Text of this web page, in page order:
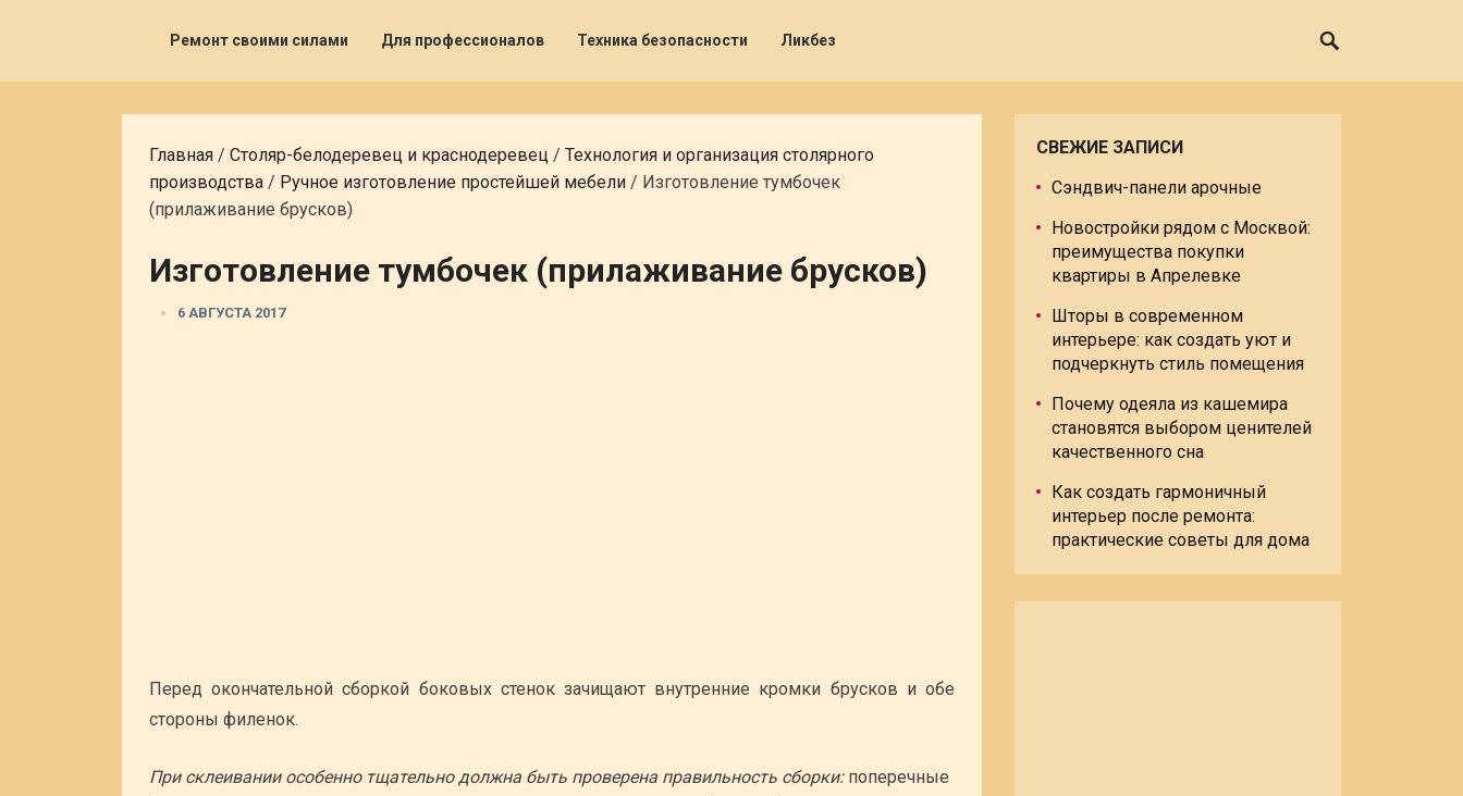
Ремонт своими силами Для профессионалов Техника безопасности Ликбез
Главная / Столяр-белодеревец и краснодеревец / Технология и организация столярного
производства / Ручное изготовление простейшей мебели / Изготовление тумбочек
(прилаживание брусков)
Изготовление тумбочек (прилаживание брусков)
6 АВГУСТА 2017
Перед окончательной сборкой боковых стенок зачищают внутренние кромки брусков и обе
стороны филенок.
При склеивании особенно тщательно должна быть проверена правильность сборки: поперечные
СВЕЖИЕ ЗАПИСИ
Сэндвич-панели арочные
Новостройки рядом с Москвой:
преимущества покупки
квартиры в Апрелевке
Шторы в современном
интерьере: как создать уют и
подчеркнуть стиль помещения
Почему одеяла из кашемира
становятся выбором ценителей
качественного сна
Как создать гармоничный
интерьер после ремонта:
практические советы для дома